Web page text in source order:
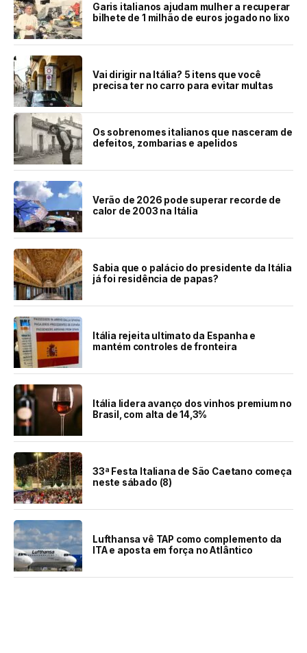
Garis italianos ajudam mulher a recuperar
bilhete de 1 milhão de euros jogado no lixo
Vai dirigir na Itália? 5 itens que você
precisa ter no carro para evitar multas
Os sobrenomes italianos que nasceram de
defeitos, zombarias e apelidos
Verão de 2026 pode superar recorde de
calor de 2003 na Itália
Sabia que o palácio do presidente da Itália
já foi residência de papas?
Itália rejeita ultimato da Espanha e
mantém controles de fronteira
Itália lidera avanço dos vinhos premium no
Brasil, com alta de 14,3%
33ª Festa Italiana de São Caetano começa
neste sábado (8)
Lufthansa vê TAP como complemento da
ITA e aposta em força no Atlântico